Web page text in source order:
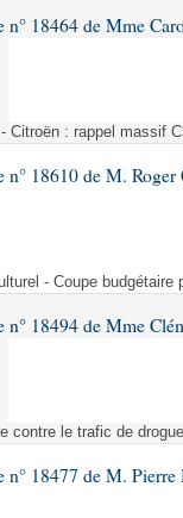
des lois
des lois
sociale
et orales
débats
n° 18464 de Mme
Citroën : rappel massif
n° 18610 de M. Roger
- Coupe budgétaire
n° 18494 de Mme
contre le trafic de
n° 18477 de M.